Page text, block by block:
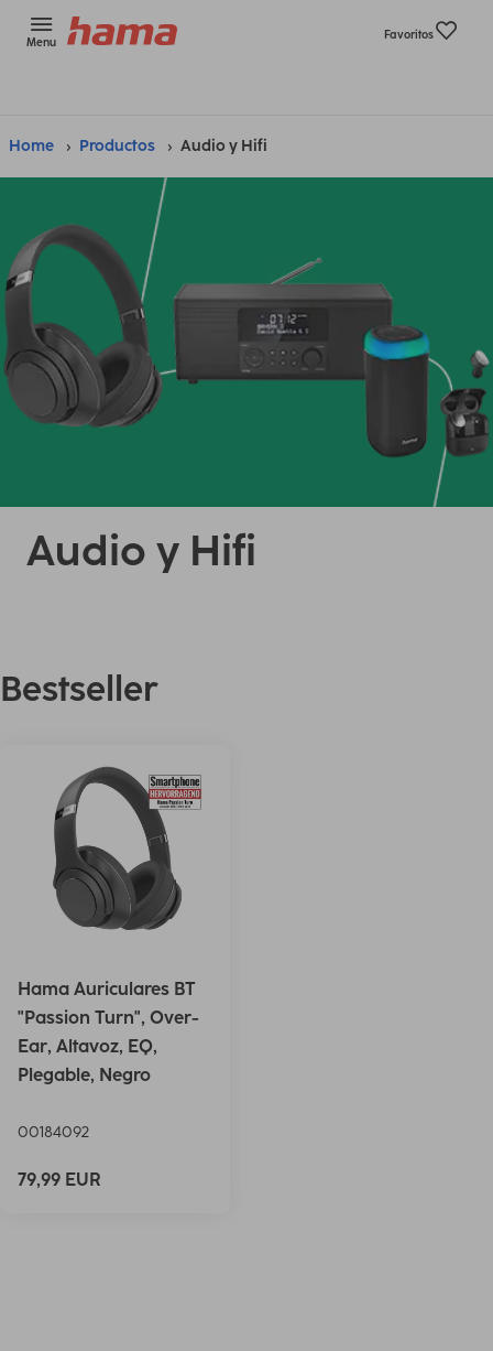
Menu
Favoritos
Home Productos Audio y Hifi
Audio y Hifi
Bestseller
Hama Auriculares BT
"Passion Turn", Over-
Ear, Altavoz, EQ,
Plegable, Negro
00184092
79,99 EUR